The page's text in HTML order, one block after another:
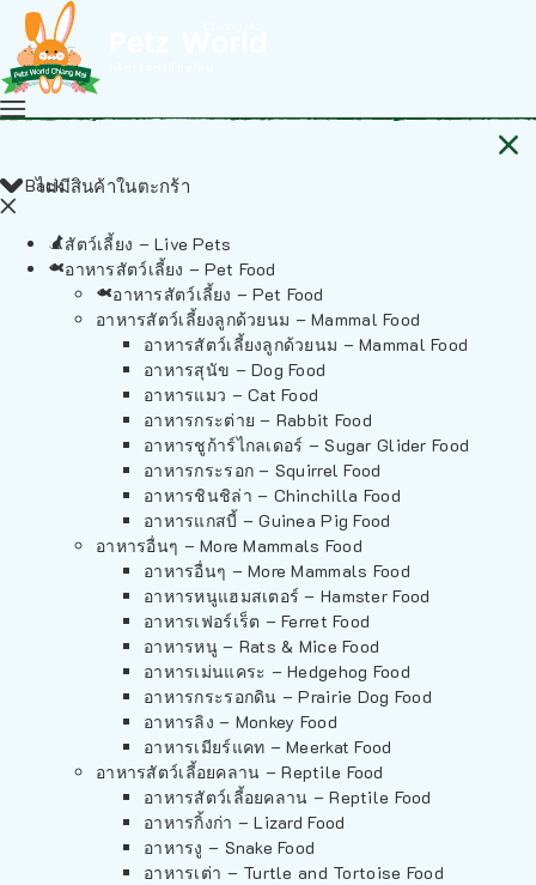
ไม่มีสินค้าในตะกร้า
Back
สัตว์เลี้ยง – Live Pets
อาหารสัตว์เลี้ยง – Pet Food
อาหารสัตว์เลี้ยง – Pet Food
อาหารสัตว์เลี้ยงลูกด้วยนม – Mammal Food
อาหารสัตว์เลี้ยงลูกด้วยนม – Mammal Food
อาหารสุนัข – Dog Food
อาหารแมว – Cat Food
อาหารกระต่าย – Rabbit Food
อาหารชูก้าร์ไกลเดอร์ – Sugar Glider Food
อาหารกระรอก – Squirrel Food
อาหารชินชิล่า – Chinchilla Food
อาหารแกสบี้ – Guinea Pig Food
อาหารอื่นๆ – More Mammals Food
อาหารอื่นๆ – More Mammals Food
อาหารหนูแฮมสเตอร์ – Hamster Food
อาหารเฟอร์เร็ต – Ferret Food
อาหารหนู – Rats & Mice Food
อาหารเม่นแคระ – Hedgehog Food
อาหารกระรอกดิน – Prairie Dog Food
อาหารลิง – Monkey Food
อาหารเมียร์แคท – Meerkat Food
อาหารสัตว์เลี้อยคลาน – Reptile Food
อาหารสัตว์เลี้อยคลาน – Reptile Food
อาหารกิ้งก่า – Lizard Food
อาหารงู – Snake Food
อาหารเต่า – Turtle and Tortoise Food